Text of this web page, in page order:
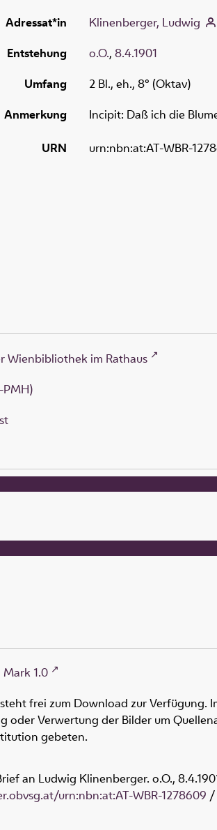
Adressat*in
Klinenberger, Ludwig
Entstehung
o.O., 8.4.1901
Umfang
2 Bl., eh., 8° (Oktav)
Anmerkung
Incipit: Daß ich die
URN urn:nbn:at:AT-WBR-
Wienbibliothek im Rathaus
PMH)
1.0
frei zum Download zur
oder Verwertung der Bilder um
gebeten.
an Ludwig Klinenberger. o.O.,
urn:nbn:at:AT-WBR-1278609 /